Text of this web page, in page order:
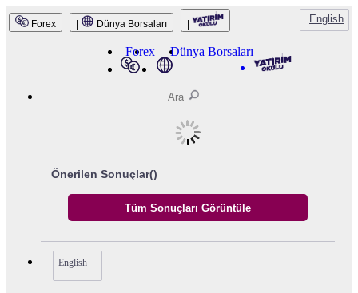
QNB Invest
Forex Dünya Borsaları English
Forex Dünya Borsaları
Önerilen Sonuçlar()
English